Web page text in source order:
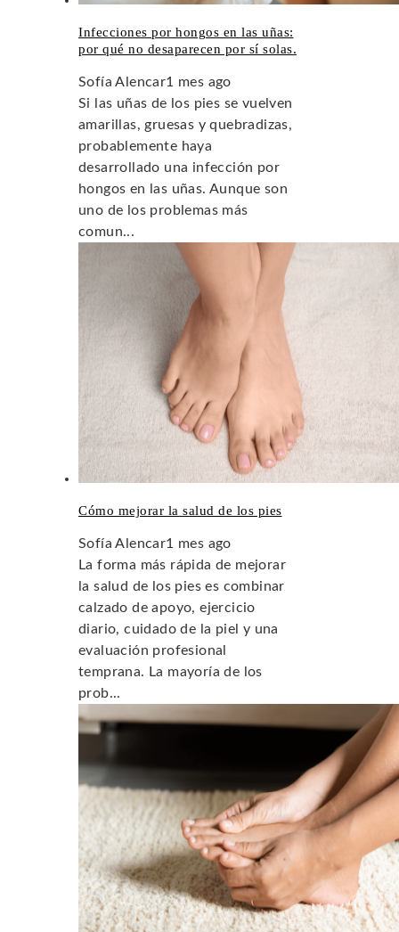
Infecciones por hongos en las uñas:
por qué no desaparecen por sí solas.
Sofía Alencar1 mes ago
Si las uñas de los pies se vuelven
amarillas, gruesas y quebradizas,
probablemente haya
desarrollado una infección por
hongos en las uñas. Aunque son
uno de los problemas más
comun...
Cómo mejorar la salud de los pies
Sofía Alencar1 mes ago
La forma más rápida de mejorar
la salud de los pies es combinar
calzado de apoyo, ejercicio
diario, cuidado de la piel y una
evaluación profesional
temprana. La mayoría de los
prob...